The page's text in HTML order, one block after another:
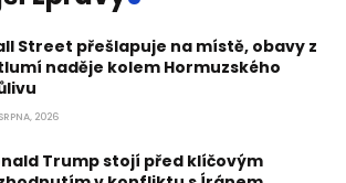
Street přešlapuje na místě, obavy z
naděje kolem Hormuzského
2026
Trump stojí před klíčovým